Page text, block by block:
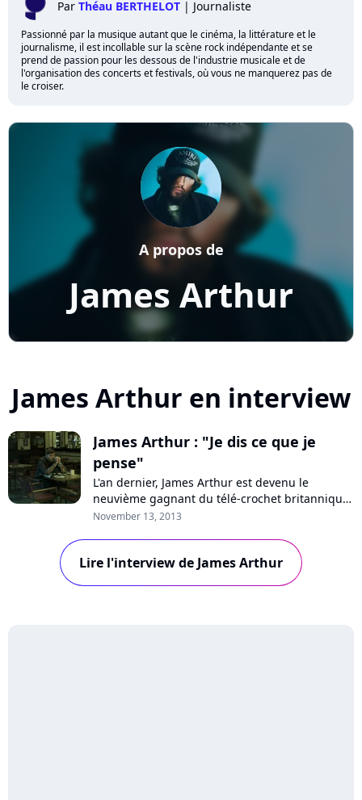
Par Théau BERTHELOT | Journaliste
Passionné par la musique autant que le cinéma, la littérature et le
journalisme, il est incollable sur la scène rock indépendante et se
prend de passion pour les dessous de l'industrie musicale et de
l'organisation des concerts et festivals, où vous ne manquerez pas de
le croiser.
James Arthur
A propos de
James Arthur en interview
James Arthur : "Je dis ce que je
pense"
L'an dernier, James Arthur est devenu le
neuvième gagnant du télé-crochet britannique
"The X Factor". A la surprise générale, son
l'Europe entière et il a sorti il y a quelques jours
son premier opus éponyme. A l'occasion de son
November 13, 2013
Lire l'interview de James Arthur